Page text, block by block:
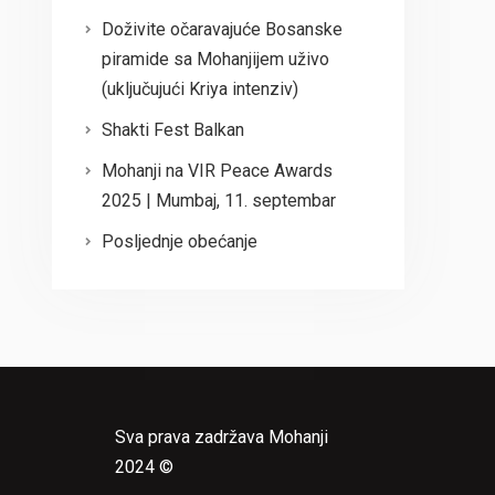
Doživite očaravajuće Bosanske
piramide sa Mohanjijem uživo
(uključujući Kriya intenziv)
Shakti Fest Balkan
Mohanji na VIR Peace Awards
2025 | Mumbaj, 11. septembar
Posljednje obećanje
Sva prava zadržava Mohanji
2024 ©